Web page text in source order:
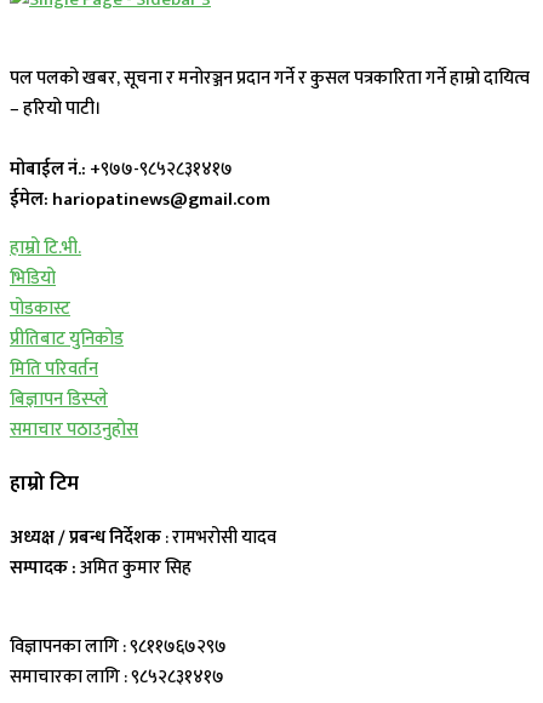
पल पलको खबर, सूचना र मनोरञ्जन प्रदान गर्ने र कुसल पत्रकारिता गर्ने हाम्रो दायित्व
– हरियो पाटी।
मोबाईल नं.: +९७७-९८५२८३१४१७
ईमेल: hariopatinews@gmail.com
हाम्रो टि.भी.
भिडियो
पोडकास्ट
प्रीतिबाट युनिकोड
मिति परिवर्तन
बिज्ञापन डिस्प्ले
समाचार पठाउनुहोस
हाम्रो टिम
अध्यक्ष / प्रबन्ध निर्देशक: रामभरोसी यादव
सम्पादक :अमित कुमार सिह
विज्ञापनका लागि : ९८११७६७२९७
समाचारका लागि : ९८५२८३१४१७